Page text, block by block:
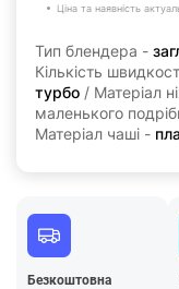
Ціна та наявність
Тип блендера -
Кількість
турбо / Матеріал
маленького
Матеріал чаші -
Безкоштовна